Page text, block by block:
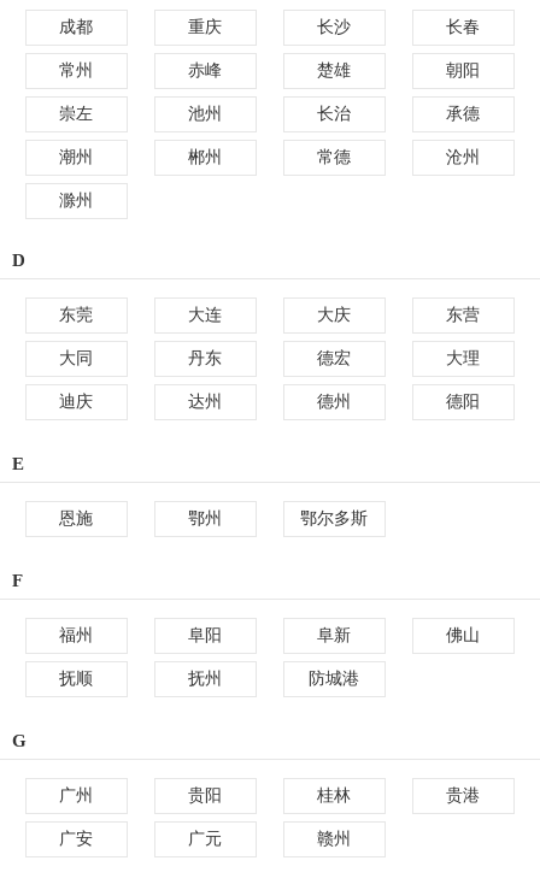
成都 重庆 长沙 长春
常州 赤峰 楚雄 朝阳
崇左 池州 长治 承德
潮州 郴州 常德 沧州
滁州
D
东莞 大连 大庆 东营
大同 丹东 德宏 大理
迪庆 达州 德州 德阳
E
恩施 鄂州 鄂尔多斯
F
福州 阜阳 阜新 佛山
抚顺 抚州 防城港
G
广州 贵阳 桂林 贵港
广安 广元 赣州